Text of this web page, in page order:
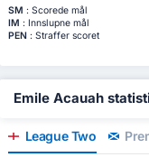
SM : Scorede mål
IM : Innslupne mål
PEN: Straffer scoret
Emile Acauah
League Two